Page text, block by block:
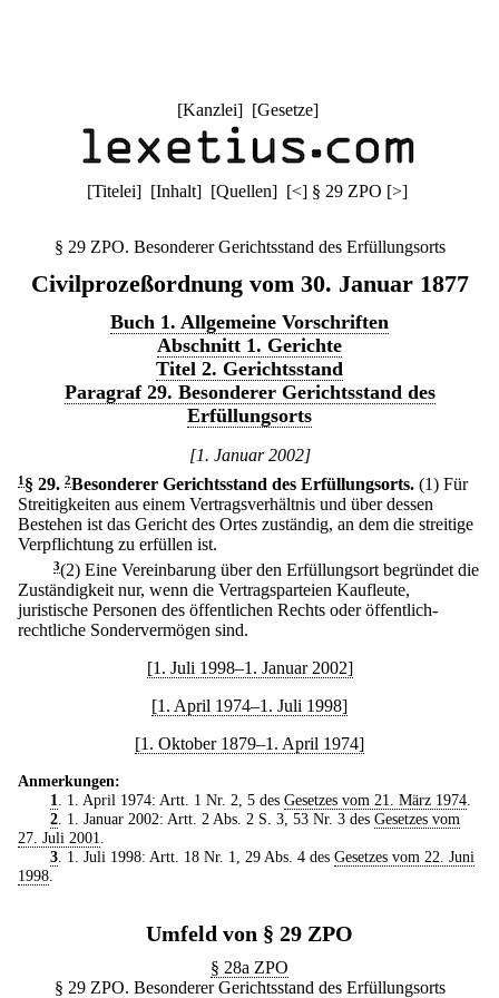
[Kanzlei] [Gesetze]
[Titelei] [Inhalt] [Quellen] [<] § 29 ZPO [>]
§ 29 ZPO. Besonderer Gerichtsstand des Erfüllungsorts
Civilprozeßordnung vom 30. Januar 1877
Buch 1. Allgemeine Vorschriften
Abschnitt 1. Gerichte
Titel 2. Gerichtsstand
Paragraf 29. Besonderer Gerichtsstand des
Erfüllungsorts
[1. Januar 2002]
1 § 29. 2Besonderer Gerichtsstand des Erfüllungsorts. (1) Für
Streitigkeiten aus einem Vertragsverhältnis und über dessen
Bestehen ist das Gericht des Ortes zuständig, an dem die streitige
Verpflichtung zu erfüllen ist.
3(2) Eine Vereinbarung über den Erfüllungsort begründet die
Zuständigkeit nur, wenn die Vertragsparteien Kaufleute,
juristische Personen des öffentlichen Rechts oder öffentlich-
rechtliche Sondervermögen sind.
[1. Juli 1998–1. Januar 2002]
[1. April 1974–1. Juli 1998]
[1. Oktober 1879–1. April 1974]
Anmerkungen:
1. 1. April 1974: Artt. 1 Nr. 2, 5 des Gesetzes vom 21. März 1974.
2. 1. Januar 2002: Artt. 2 Abs. 2 S. 3, 53 Nr. 3 des Gesetzes vom
27. Juli 2001.
3. 1. Juli 1998: Artt. 18 Nr. 1, 29 Abs. 4 des Gesetzes vom 22. Juni
1998.
Umfeld von § 29 ZPO
§ 28a ZPO
§ 29 ZPO. Besonderer Gerichtsstand des Erfüllungsorts